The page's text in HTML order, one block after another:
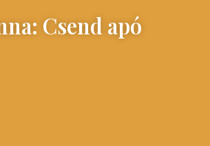
Csend apó